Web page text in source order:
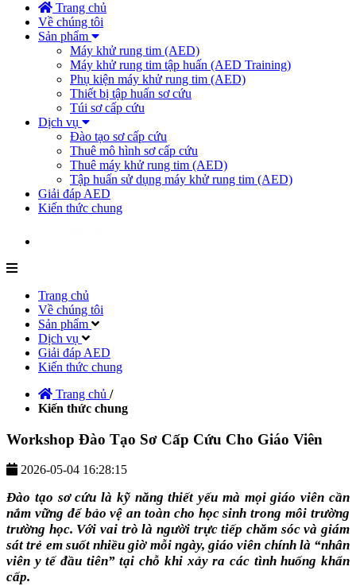
Trang chủ
Về chúng tôi
Sản phẩm
Máy khử rung tim (AED)
Máy khử rung tim tập huấn (AED Training)
Phụ kiện máy khử rung tim (AED)
Thiết bị tập huấn sơ cứu
Túi sơ cấp cứu
Dịch vụ
Đào tạo sơ cấp cứu
Thuê mô hình sơ cấp cứu
Thuê máy khử rung tim (AED)
Tập huấn sử dụng máy khử rung tim (AED)
Giải đáp AED
Kiến thức chung
Trang chủ
Về chúng tôi
Sản phẩm
Dịch vụ
Giải đáp AED
Kiến thức chung
Trang chủ /
Kiến thức chung
Workshop Đào Tạo Sơ Cấp Cứu Cho Giáo Viên
2026-05-04 16:28:15
Đào tạo sơ cứu là kỹ năng thiết yếu mà mọi giáo viên cần
nắm vững để bảo vệ an toàn cho học sinh trong môi trường
trường học. Với vai trò là người trực tiếp chăm sóc và giám
sát trẻ em suốt nhiều giờ mỗi ngày, giáo viên chính là “nhân
viên y tế đầu tiên” tại chỗ khi xảy ra các tình huống khẩn
cấp.